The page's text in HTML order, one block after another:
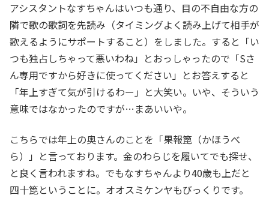
アシスタントなすちゃんはいつも通り、目の不自由な方の
隣で歌の歌詞を先読み（タイミングよく読み上げて相手が
歌えるようにサポートすること）をしました。すると「い
つも独占しちゃって悪いわね」とおっしゃったので「Sさ
ん専用ですから好きに使ってください」とお答えすると
「年上すぎて気が引けるわー」と大笑い。いや、そういう
意味ではなかったのですが…まあいいや。
こちらでは年上の奥さんのことを「果報箆（かほうべ
ら）」と言っております。金のわらじを履いてでも探せ、
と良く言われますね。でもなすちゃんより40歳も上だと
四十箆ということに。オオスミケンヤもびっくりです。